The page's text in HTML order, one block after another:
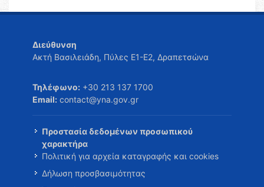
Διεύθυνση
Ακτή Βασιλειάδη, Πύλες Ε1-Ε2, Δραπετσώνα
Τηλέφωνο: +30 213 137 1700
Email: contact@yna.gov.gr
Προστασία δεδομένων προσωπικού
χαρακτήρα
Πολιτική για αρχεία καταγραφής και cookies
Δήλωση προσβασιμότητας